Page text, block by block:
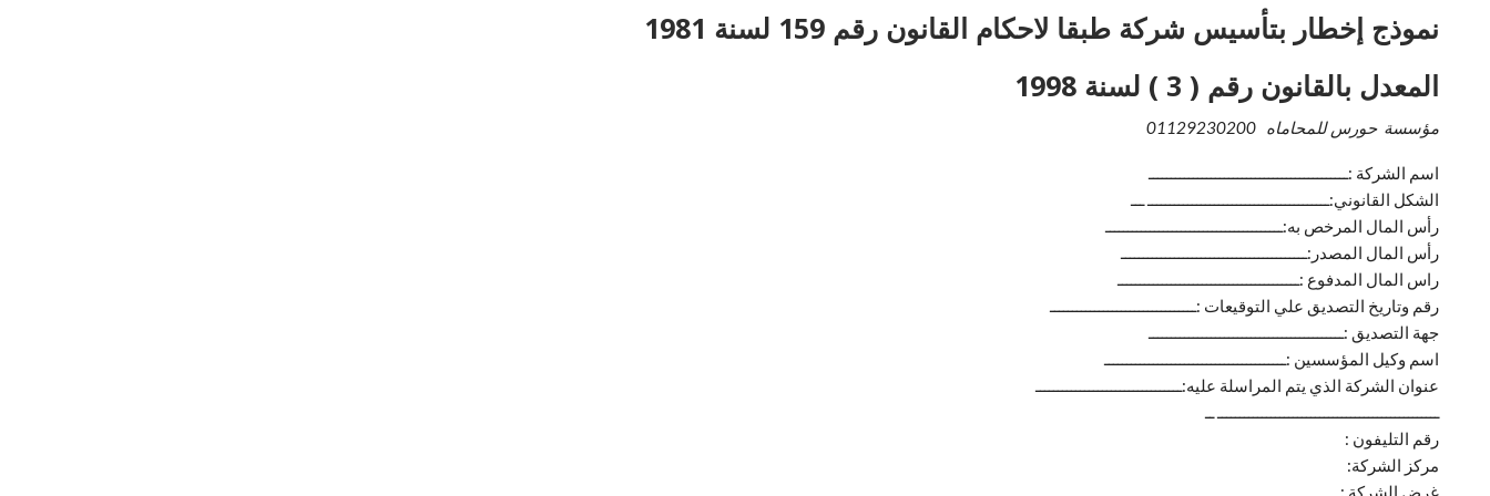
نموذج إخطار بتأسيس شركة طبقا لاحكام القانون رقم 159 لسنة 1981
المعدل بالقانون رقم ( 3 ) لسنة 1998
مؤسسة حورس للمحاماه 01129230200
اسم الشركة :ـــــــــــــــــــــــــــــــــــــــــــــ
الشكل القانوني:ـــــــــــــــــــــــــــــــــــــــــ ـــ
رأس المال المرخص به:ــــــــــــــــــــــــــــــــــــــــ
رأس المال المصدر:ــــــــــــــــــــــــــــــــــــــــــ
راس المال المدفوع :ـــــــــــــــــــــــــــــــــــــــــ
رقم وتاريخ التصديق علي التوقيعات :ـــــــــــــــــــــــــــــــــ
جهة التصديق :ــــــــــــــــــــــــــــــــــــــــــــ
اسم وكيل المؤسسين :ـــــــــــــــــــــــــــــــــــــــــ
عنوان الشركة الذي يتم المراسلة عليه:ـــــــــــــــــــــــــــــــــ
ــــــــــــــــــــــــــــــــــــــــــــــــــ ــ
رقم التليفون :
مركز الشركة:
غرض الشركة :